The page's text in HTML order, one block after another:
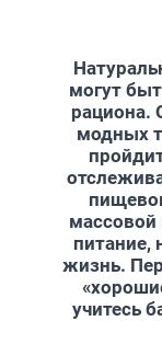
могут
рациона.
модных
массовой
питание,
жизнь.
учитесь